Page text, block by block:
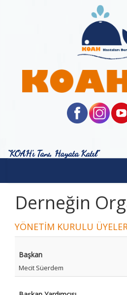
“KOAH’ı Tanı, Hayata Katıl”
Derneğin
YÖNETİM KURULU
Başkan
Mecit Süerdem